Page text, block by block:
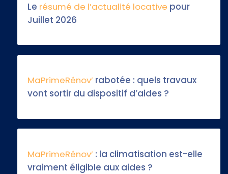
Le résumé de l’actualité locative pour
Juillet 2026
MaPrimeRénov’ rabotée : quels travaux
vont sortir du dispositif d’aides ?
MaPrimeRénov’ : la climatisation est-elle
vraiment éligible aux aides ?